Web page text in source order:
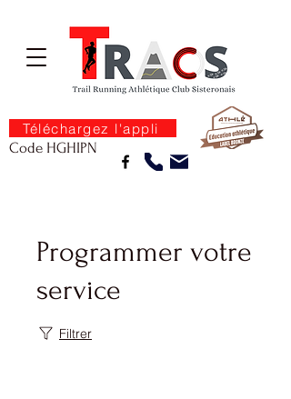
Téléchargez l'appli
Code HGHIPN
Programmer votre
service
Filtrer